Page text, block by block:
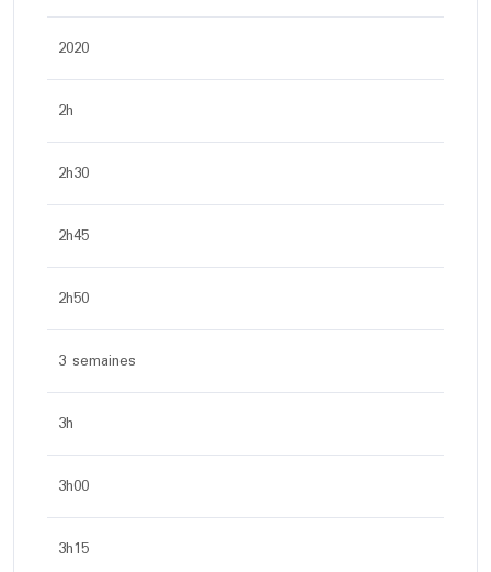
2020
2h
2h30
2h45
2h50
3 semaines
3h
3h00
3h15